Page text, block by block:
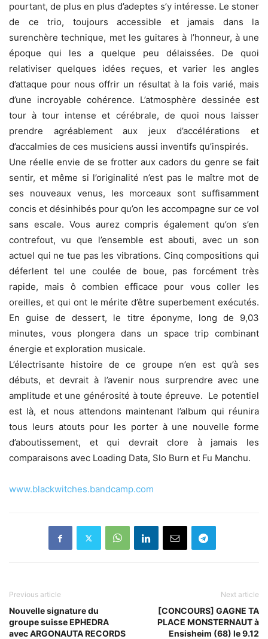
pourtant, de plus en plus d’adeptes s’y intéresse. Le stoner
de ce trio, toujours accessible et jamais dans la
surenchère technique, met les guitares à l’honneur, à une
époque qui les a quelque peu délaissées. De quoi
relativiser quelques idées reçues, et varier les angles
d’attaque pour nous offrir un résultat à la fois varié, mais
d’une incroyable cohérence. L’atmosphère dessinée est
tour à tour intense et cérébrale, de quoi nous laisser
prendre agréablement aux jeux d’accélérations et
d’accalmies de ces musiciens aussi inventifs qu’inspirés.
Une réelle envie de se frotter aux cadors du genre se fait
sentir, et même si l’originalité n’est pas le maître mot de
ses nouveaux venus, les morceaux sont suffisamment
concis et désinhibés pour qu’on les accompagne sur ce vol
sans escale. Vous aurez compris également qu’on s’en
contrefout, vu que l’ensemble est abouti, avec un son
actuel qui ne tue pas les vibrations. Cinq compositions qui
déferlent tel une coulée de boue, pas forcément très
rapide, mais ô combien efficace pour vous coller les
oreilles, et qui ont le mérite d’être superbement exécutés.
En guise de dessert, le titre éponyme, long de 9,03
minutes, vous plongera dans un space trip combinant
énergie et exploration musicale.
L’électrisante histoire de ce groupe n’en est qu’à ses
débuts, et devrait à l’avenir nous surprendre avec une
amplitude et une générosité à toute épreuve. Le potentiel
est là, et nous attendons maintenant l’album qui réunira
tous leurs atouts pour les porter à une nouvelle forme
d’aboutissement, et qui devrait clore à jamais les
comparaisons avec Loading Data, Slo Burn et Fu Manchu.
www.blackwitches.bandcamp.com
Previous article
Nouvelle signature du
groupe suisse EPHEDRA
avec ARGONAUTA RECORDS
Next article
[CONCOURS] GAGNE TA
PLACE MONSTERNAUT à
Ensisheim (68) le 9.12